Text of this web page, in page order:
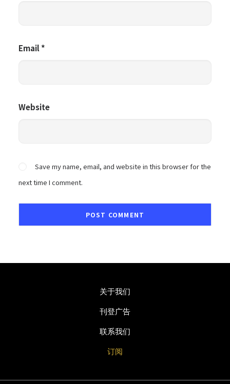
Email*
Website
Save my name, email, and website in this browser for the
next time I comment.
关于我们
刊登广告
联系我们
订阅